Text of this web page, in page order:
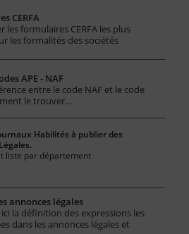
CERFA
les formulaires CERFA les plus
les formalités des sociétés
APE - NAF
entre le code NAF et le code
le trouver…
Habilités à publier des
liste par département
annonces légales
la définition des expressions les
dans les annonces légales et